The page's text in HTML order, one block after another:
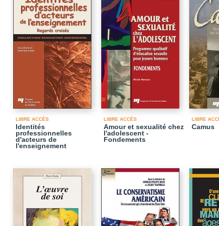
LIBRE ACCÈS
Identités
professionnelles
d'acteurs de
l'enseignement
LIBRE ACCÈS
Amour et sexualité chez
l'adolescent -
Fondements
LIBRE
Camus